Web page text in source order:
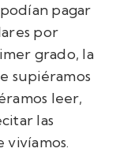
podían pagar
por
grado, la
supiéramos
leer,
las
vivíamos.